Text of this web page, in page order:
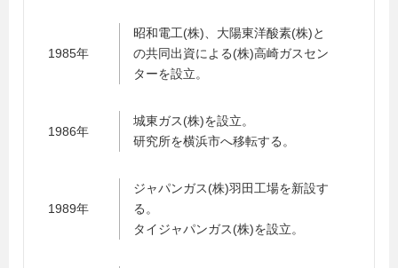
1985年
昭和電工(株)、大陽東洋酸素(株)と
の共同出資による(株)高崎ガスセン
ターを設立。
1986年
城東ガス(株)を設立。
研究所を横浜市へ移転する。
1989年
ジャパンガス(株)羽田工場を新設す
る。
タイジャパンガス(株)を設立。